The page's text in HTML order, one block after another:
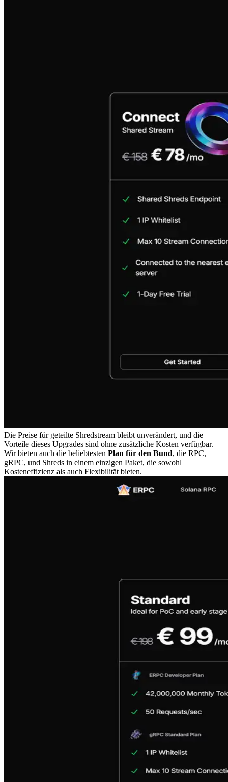
Die Preise für geteilte Shredstream bleibt unverändert, und die
Vorteile dieses Upgrades sind ohne zusätzliche Kosten verfügbar.
Wir bieten auch die beliebtesten Plan für den Bund, die RPC,
gRPC, und Shreds in einem einzigen Paket, die sowohl
Kosteneffizienz als auch Flexibilität bieten.